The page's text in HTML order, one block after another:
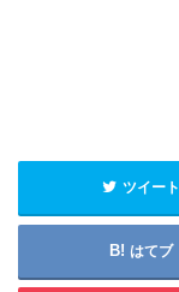
ツイート
はてブ